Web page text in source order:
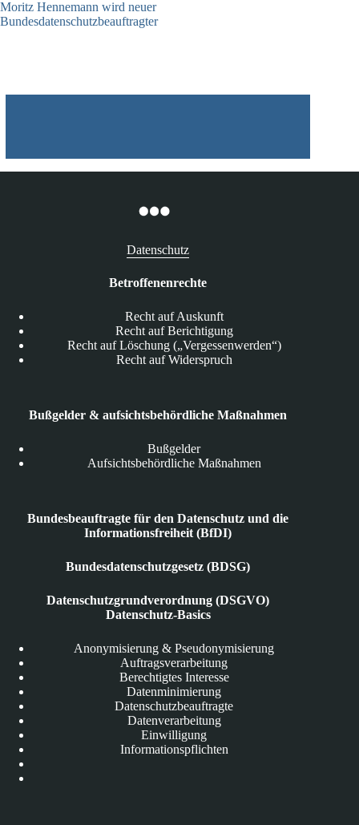
Moritz Hennemann wird neuer
Bundesdatenschutzbeauftragter
Datenschutz
Betroffenenrechte
Recht auf Auskunft
Recht auf Berichtigung
Recht auf Löschung („Vergessenwerden“)
Recht auf Widerspruch
Bußgelder & aufsichtsbehördliche Maßnahmen
Bußgelder
Aufsichtsbehördliche Maßnahmen
Bundesbeauftragte für den Datenschutz und die
Informationsfreiheit (BfDI)
Bundesdatenschutzgesetz (BDSG)
Datenschutzgrundverordnung (DSGVO)
Datenschutz-Basics
Anonymisierung & Pseudonymisierung
Auftragsverarbeitung
Berechtigtes Interesse
Datenminimierung
Datenschutzbeauftragte
Datenverarbeitung
Einwilligung
Informationspflichten